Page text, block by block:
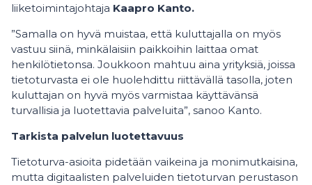
liiketoimintajohtaja Kaapro Kanto.
”Samalla on hyvä muistaa, että kuluttajalla on myös
vastuu siinä, minkälaisiin paikkoihin laittaa omat
henkilötietonsa. Joukkoon mahtuu aina yrityksiä, joissa
tietoturvasta ei ole huolehdittu riittävällä tasolla, joten
kuluttajan on hyvä myös varmistaa käyttävänsä
turvallisia ja luotettavia palveluita”, sanoo Kanto.
Tarkista palvelun luotettavuus
Tietoturva-asioita pidetään vaikeina ja monimutkaisina,
mutta digitaalisten palveluiden tietoturvan perustason